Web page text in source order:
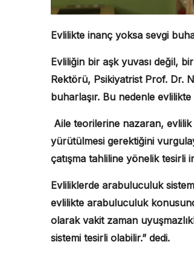
Evlilikte inanç yoksa sevgi
Evliliğin bir aşk yuvası değil,
Rektörü, Psikiyatrist Prof. Dr.
buharlaşır. Bu nedenle
Aile teorilerine nazaran,
yürütülmesi gerektiğini
çatışma tahliline yönelik tesirli
Evliliklerde arabuluculuk
evlilikte arabuluculuk
olarak vakit zaman
sistemi tesirli olabilir.” dedi.